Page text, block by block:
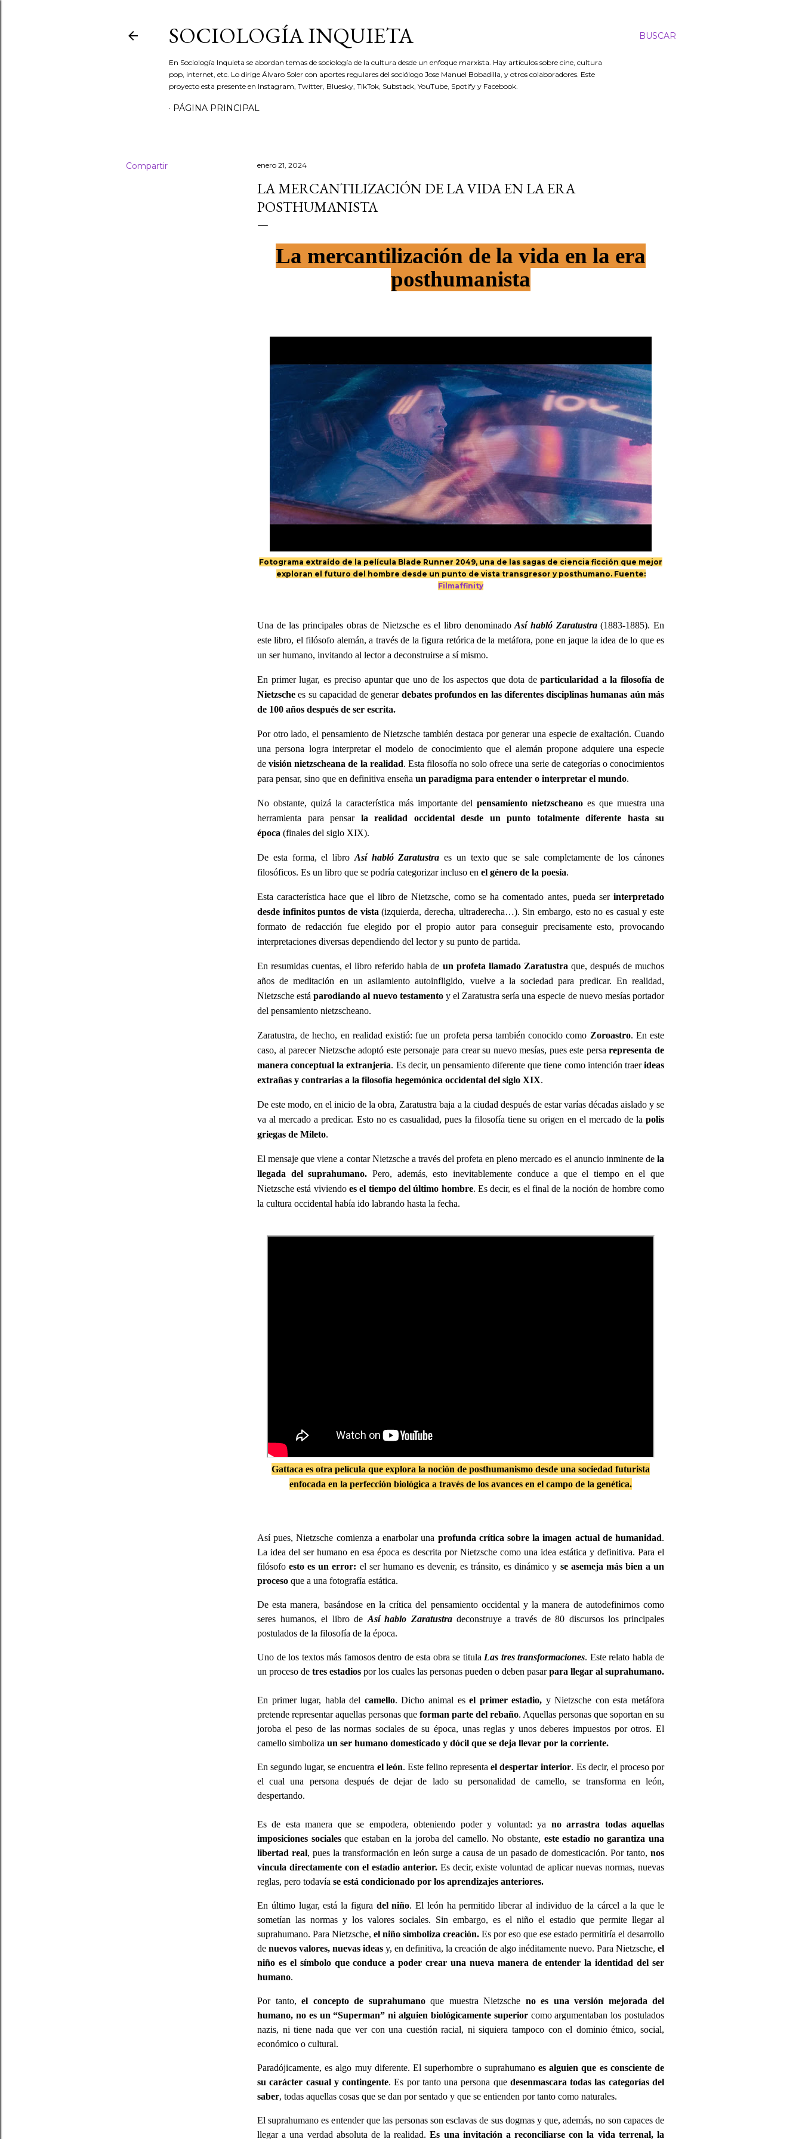
BUSCAR
SOCIOLOGÍA INQUIETA
En Sociología Inquieta se abordan temas de sociología de la cultura desde un enfoque marxista. Hay artículos sobre cine, cultura
pop, internet, etc. Lo dirige Álvaro Soler con aportes regulares del sociólogo Jose Manuel Bobadilla, y otros colaboradores. Este
proyecto esta presente en Instagram, Twitter, Bluesky, TikTok, Substack, YouTube, Spotify y Facebook.
PÁGINA PRINCIPAL
Compartir enero 21, 2024
LA MERCANTILIZACIÓN DE LA VIDA EN LA ERA
POSTHUMANISTA
La mercantilización de la vida en la era
posthumanista
Fotograma extraído de la película Blade Runner 2049, una de las sagas de ciencia ficción que mejor
exploran el futuro del hombre desde un punto de vista transgresor y posthumano. Fuente:
Filmaffinity
Una de las principales obras de Nietzsche es el libro denominadoAsí habló Zaratustra (1883-1885). En
este libro, el filósofo alemán, a través de la figura retórica de la metáfora, pone en jaque la idea de lo que es
un ser humano, invitando al lector a deconstruirse a sí mismo.
En primer lugar, es preciso apuntar que uno de los aspectos que dota de particularidad a la filosofía de
Nietzsche es su capacidad de generar debates profundos en las diferentes disciplinas humanas aún más
de 100 años después de ser escrita.
Por otro lado, el pensamiento de Nietzsche también destaca por generar una especie de exaltación. Cuando
una persona logra interpretar el modelo de conocimiento que el alemán propone adquiere una especie
devisión nietzscheana de la realidad. Esta filosofía no solo ofrece una serie de categorías o conocimientos
para pensar, sino que en definitiva enseña un paradigma para entender o interpretar el mundo.
No obstante, quizá la característica más importante delpensamiento nietzscheano es que muestra una
herramienta para pensar la realidad occidental desde un punto totalmente diferente hasta su
época (finales del siglo XIX).
De esta forma, el libro Así habló Zaratustra es un texto que se sale completamente de los cánones
filosóficos. Es un libro que se podría categorizar incluso en el género de la poesía.
Esta característica hace que el libro de Nietzsche, como se ha comentado antes, pueda ser interpretado
desde infinitos puntos de vista (izquierda, derecha, ultraderecha…). Sin embargo, esto no es casual y este
formato de redacción fue elegido por el propio autor para conseguir precisamente esto, provocando
interpretaciones diversas dependiendo del lector y su punto de partida.
En resumidas cuentas, el libro referido habla de un profeta llamado Zaratustra que, después de muchos
años de meditación en un asilamiento autoinfligido, vuelve a la sociedad para predicar. En realidad,
Nietzsche estáparodiando al nuevo testamentoy el Zaratustra sería una especie de nuevo mesías portador
del pensamiento nietzscheano.
Zaratustra, de hecho, en realidad existió: fue un profeta persa también conocido como Zoroastro. En este
caso, al parecer Nietzsche adoptó este personaje para crear su nuevo mesías, pues este persarepresenta de
manera conceptual la extranjería. Es decir, un pensamiento diferente que tiene como intención traerideas
extrañas y contrarias a la filosofía hegemónica occidental del siglo XIX.
De este modo, en el inicio de la obra, Zaratustra baja a la ciudad después de estar varías décadas aislado y se
va al mercado a predicar. Esto no es casualidad, pues la filosofía tiene su origen en el mercado de la polis
griegas de Mileto.
El mensaje que viene a contar Nietzsche a través del profeta en pleno mercado es el anuncio inminente de la
llegada del suprahumano. Pero, además, esto inevitablemente conduce a que el tiempo en el que
Nietzsche está viviendo es el tiempo del último hombre. Es decir, es el final de la noción de hombre como
la cultura occidental había ido labrando hasta la fecha.
Gattaca es otra película que explora la noción de posthumanismo desde una sociedad futurista
enfocada en la perfección biológica a través de los avances en el campo de la genética.
Así pues, Nietzsche comienza a enarbolar una profunda crítica sobre la imagen actual de humanidad.
La idea del ser humano en esa época es descrita por Nietzsche como una idea estática y definitiva. Para el
filósofoesto es un error: el ser humano es devenir, es tránsito, es dinámico y se asemeja más bien a un
proceso que a una fotografía estática.
De esta manera, basándose en la crítica del pensamiento occidental y la manera de autodefinirnos como
seres humanos, el libro de Así hablo Zaratustradeconstruye a través de 80 discursos los principales
postulados de la filosofía de la época.
Uno de los textos más famosos dentro de esta obra se titula Las tres transformaciones. Este relato habla de
un proceso de tres estadios por los cuales las personas pueden o deben pasarpara llegar al suprahumano.
En primer lugar, habla del camello. Dicho animal esel primer estadio, y Nietzsche con esta metáfora
pretende representar aquellas personas que forman parte del rebaño. Aquellas personas que soportan en su
joroba el peso de las normas sociales de su época, unas reglas y unos deberes impuestos por otros. El
camello simboliza un ser humano domesticado y dócil que se deja llevar por la corriente.
En segundo lugar, se encuentra el león. Este felino representael despertar interior. Es decir, el proceso por
el cual una persona después de dejar de lado su personalidad de camello, se transforma en león,
despertando.
Es de esta manera que se empodera, obteniendo poder y voluntad: ya no arrastra todas aquellas
imposiciones socialesque estaban en la joroba del camello. No obstante, este estadio no garantiza una
libertad real, pues la transformación en león surge a causa de un pasado de domesticación. Por tanto,nos
vincula directamente con el estadio anterior. Es decir, existe voluntad de aplicar nuevas normas, nuevas
reglas, pero todavía se está condicionado por los aprendizajes anteriores.
En último lugar, está la figura del niño. El león ha permitido liberar al individuo de la cárcel a la que le
sometían las normas y los valores sociales. Sin embargo, es el niño el estadio que permite llegar al
suprahumano. Para Nietzsche, el niño simboliza creación. Es por eso que ese estado permitiría el desarrollo
de nuevos valores, nuevas ideas y, en definitiva, la creación de algo inéditamente nuevo. Para Nietzsche, el
niño es el símbolo que conduce a poder crear una nueva manera de entender la identidad del ser
humano.
Por tanto, el concepto de suprahumano que muestra Nietzsche no es una versión mejorada del
humano, no es un “Superman” ni alguien biológicamente superiorcomo argumentaban los postulados
nazis, ni tiene nada que ver con una cuestión racial, ni siquiera tampoco con el dominio étnico, social,
económico o cultural.
Paradójicamente, es algo muy diferente. El superhombre o suprahumano es alguien que es consciente de
su carácter casual y contingente. Es por tanto una persona que desenmascara todas las categorías del
saber, todas aquellas cosas que se dan por sentado y que se entienden por tanto como naturales.
El suprahumano es entender que las personas son esclavas de sus dogmas y que, además, no son capaces de
llegar a una verdad absoluta de la realidad.Es una invitación a reconciliarse con la vida terrenal, la